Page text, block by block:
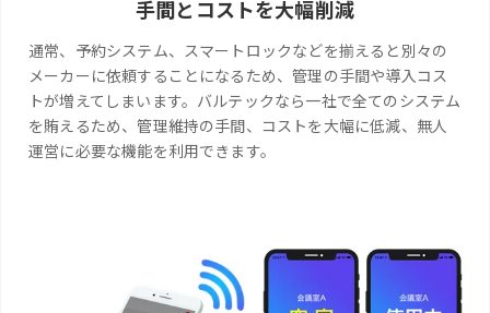
手間とコストを大幅削減
通常、予約システム、スマートロックなどを揃えると別々の
メーカーに依頼することになるため、管理の手間や導入コス
トが増えてしまいます。バルテックなら一社で全てのシステム
を賄えるため、管理維持の手間、コストを大幅に低減、無人
運営に必要な機能を利用できます。